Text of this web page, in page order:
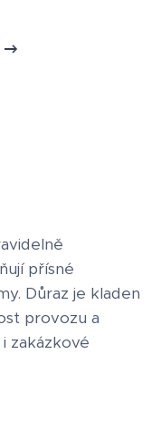
přísné
Důraz je kladen
provozu a
zakázkové